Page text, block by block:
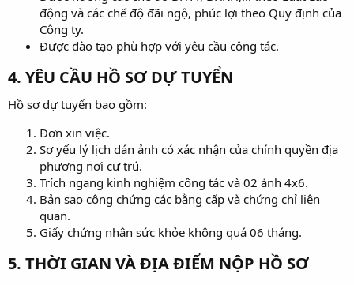
động và các chế độ đãi ngộ, phúc lợi theo Quy định của
Công ty.
Được đào tạo phù hợp với yêu cầu công tác.
4. YÊU CẦU HỒ SƠ DỰ TUYỂN​
Hồ sơ dự tuyển bao gồm:
Đơn xin việc.
Sơ yếu lý lịch dán ảnh có xác nhận của chính quyền địa
phương nơi cư trú.
Trích ngang kinh nghiệm công tác và 02 ảnh 4x6.
Bản sao công chứng các bằng cấp và chứng chỉ liên
quan.
Giấy chứng nhận sức khỏe không quá 06 tháng.
5. THỜI GIAN VÀ ĐỊA ĐIỂM NỘP HỒ SƠ​